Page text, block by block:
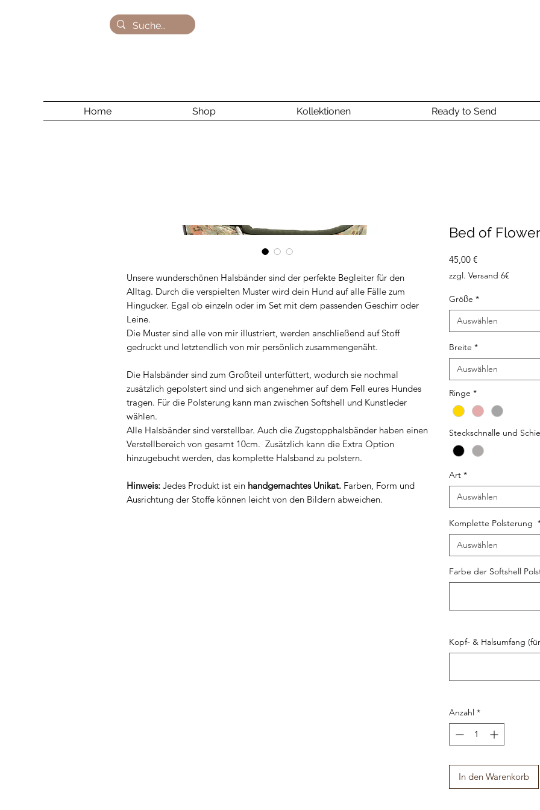
Home Shop Kollektionen Ready to Send
Unsere wunderschönen Halsbänder sind der perfekte Begleiter für den
Alltag. Durch die verspielten Muster wird dein Hund auf alle Fälle zum
Hingucker. Egal ob einzeln oder im Set mit dem passenden Geschirr oder
Leine.
Die Muster sind alle von mir illustriert, werden anschließend auf Stoff
gedruckt und letztendlich von mir persönlich zusammengenäht.
Die Halsbänder sind zum Großteil unterfüttert, wodurch sie nochmal
zusätzlich gepolstert sind und sich angenehmer auf dem Fell eures Hundes
tragen. Für die Polsterung kann man zwischen Softshell und Kunstleder
wählen.
Alle Halsbänder sind verstellbar. Auch die Zugstopphalsbänder haben einen
Verstellbereich von gesamt 10cm. Zusätzlich kann die Extra Option
hinzugebucht werden, das komplette Halsband zu polstern.
Hinweis:Jedes Produkt ist ein handgemachtes Unikat.Farben, Form und
Ausrichtung der Stoffe können leicht von den Bildern abweichen.
Bed of
45,00 €Preis
zzgl. Versand 6€
Größe *
Auswählen
Breite *
Auswählen
Ringe *
Steckschnalle und
Art *
Auswählen
Komplette Polsterung
Auswählen
Farbe der Softshell
Kopf- & Halsumfang
Anzahl *
In den Warenkorb